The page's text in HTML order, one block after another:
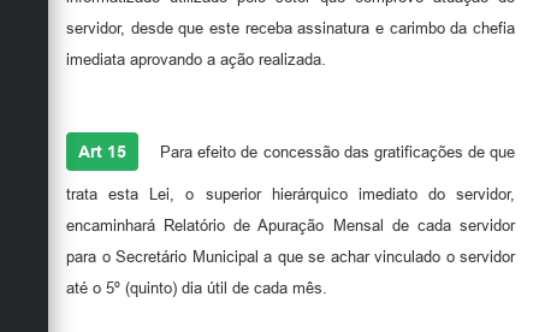
servidor, desde que este receba assinatura e carimbo da chefia
imediata aprovando a ação realizada.
Art 15 Para efeito de concessão das gratificações de que
trata esta Lei, o superior hierárquico imediato do servidor,
encaminhará Relatório de Apuração Mensal de cada servidor
para o Secretário Municipal a que se achar vinculado o servidor
até o 5º (quinto) dia útil de cada mês.